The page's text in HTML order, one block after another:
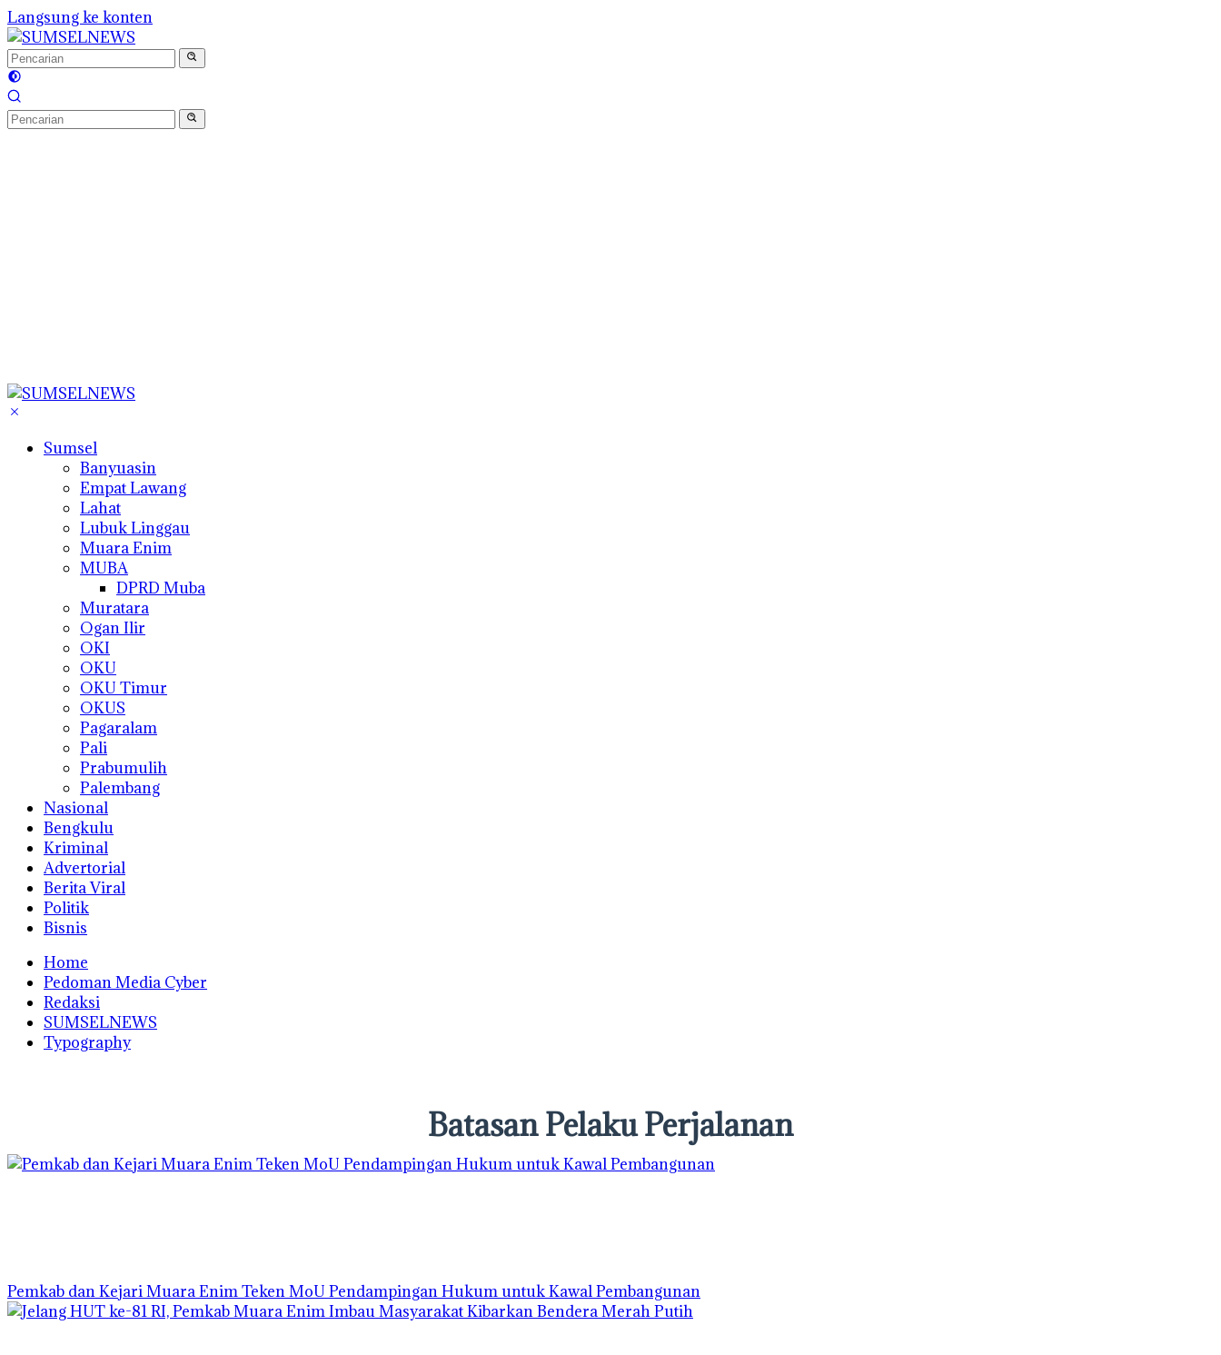
Langsung ke konten
Sumsel
Banyuasin
Empat Lawang
Lahat
Lubuk Linggau
Muara Enim
MUBA
DPRD Muba
Muratara
Ogan Ilir
OKI
OKU
OKU Timur
OKUS
Pagaralam
Pali
Prabumulih
Palembang
Nasional
Bengkulu
Kriminal
Advertorial
Berita Viral
Politik
Bisnis
Home
Pedoman Media Cyber
Redaksi
SUMSELNEWS
Typography
Batasan Pelaku Perjalanan
Pemkab dan Kejari Muara Enim Teken MoU Pendampingan Hukum untuk Kawal Pembangunan